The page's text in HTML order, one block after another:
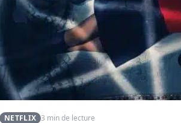
NETFLIX 3 min de lecture